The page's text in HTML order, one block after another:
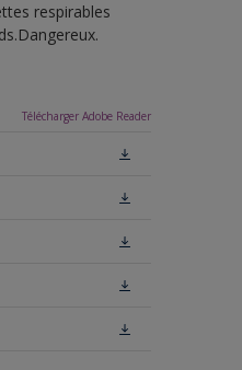
respirables
Télécharger Adobe Reader